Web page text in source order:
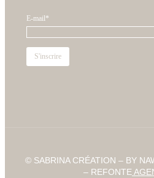
E-mail*
© SABRINA CRÉATION – BY
– REFONTE